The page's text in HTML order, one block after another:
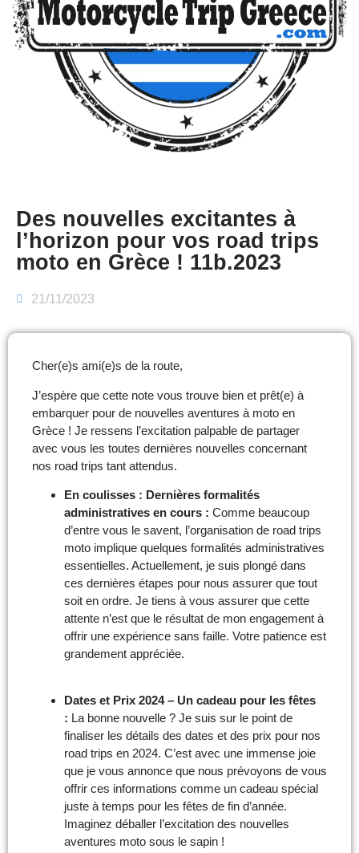
Des nouvelles excitantes à
l’horizon pour vos road trips
moto en Grèce ! 11b.2023
21/11/2023
Cher(e)s ami(e)s de la route,
J’espère que cette note vous trouve bien et prêt(e) à
embarquer pour de nouvelles aventures à moto en
Grèce ! Je ressens l’excitation palpable de partager
avec vous les toutes dernières nouvelles concernant
nos road trips tant attendus.
En coulisses : Dernières formalités
administratives en cours : Comme beaucoup
d’entre vous le savent, l’organisation de road trips
moto implique quelques formalités administratives
essentielles. Actuellement, je suis plongé dans
ces dernières étapes pour nous assurer que tout
soit en ordre. Je tiens à vous assurer que cette
attente n’est que le résultat de mon engagement à
offrir une expérience sans faille. Votre patience est
grandement appréciée.
Dates et Prix 2024 – Un cadeau pour les fêtes
: La bonne nouvelle ? Je suis sur le point de
finaliser les détails des dates et des prix pour nos
road trips en 2024. C’est avec une immense joie
que je vous annonce que nous prévoyons de vous
offrir ces informations comme un cadeau spécial
juste à temps pour les fêtes de fin d’année.
Imaginez déballer l’excitation des nouvelles
aventures moto sous le sapin !